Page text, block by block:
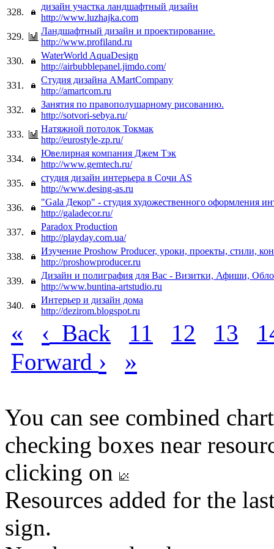
328.
дизайн участка ландшафтный дизайн
http://www.luzhajka.com
329.
Ландшафтный дизайн и проектирование.
http://www.profiland.ru
330.
WaterWorld AquaDesign
http://airbubblepanel.jimdo.com/
331.
Студия дизайна AMartCompany
http://amartcom.ru
332.
Занятия по правополушарному рисованию.
http://sotvori-sebya.ru/
333.
Натяжной потолок Токмак
http://eurostyle-zp.ru/
334.
Ювелирная компания Джем Тэк
http://www.gemtech.ru/
335.
студия дизайн интерьера в Сочи AS
http://www.desing-as.ru
336.
"Gala Декор" - студия художественного оформления
http://galadecor.ru/
337.
Paradox Production
http://playday.com.ua/
338.
Изучение Proshow Producer, уроки, проекты, стили,
http://proshowproducer.ru
339.
Дизайн и полиграфия для Вас - Визитки, Афиши,
http://www.buntina-artstudio.ru
340.
Интерьер и дизайн дома
http://dezirom.blogspot.ru
« ‹ Back 11 12 13
Forward › »
You can see combined
checking boxes near
clicking on
Resources added for the
sign.